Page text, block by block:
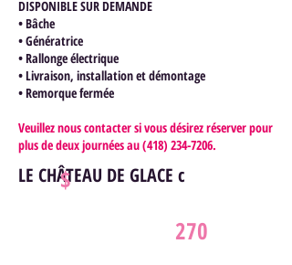
DISPONIBLE SUR DEMANDE
• Bâche
• Génératrice
• Rallonge électrique
• Livraison, installation et démontage
• Remorque fermée
Veuillez nous contacter si vous désirez réserver pour
plus de deux journées au(418) 234-7206.
LE CHÂTEAU DE GLACE c
$
270